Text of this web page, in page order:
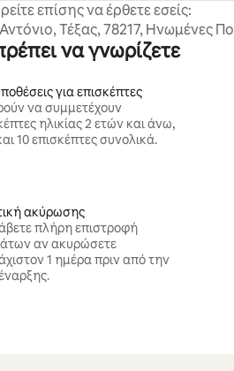
επίσης να έρθετε εσείς:
Τέξας, 78217, Ηνωμένες
να γνωρίζετε
για επισκέπτες
να συμμετέχουν
ηλικίας 2 ετών και άνω,
10 επισκέπτες συνολικά.
ακύρωσης
πλήρη επιστροφή
αν ακυρώσετε
1 ημέρα πριν από την